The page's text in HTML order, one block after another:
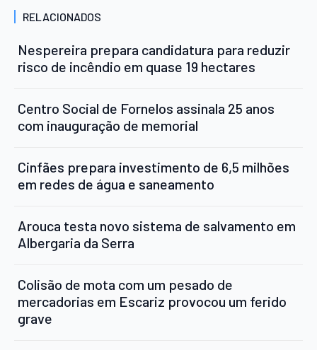
RELACIONADOS
Nespereira prepara candidatura para reduzir
risco de incêndio em quase 19 hectares
Centro Social de Fornelos assinala 25 anos
com inauguração de memorial
Cinfães prepara investimento de 6,5 milhões
em redes de água e saneamento
Arouca testa novo sistema de salvamento em
Albergaria da Serra
Colisão de mota com um pesado de
mercadorias em Escariz provocou um ferido
grave